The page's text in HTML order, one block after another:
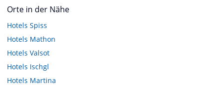
Orte in der Nähe
Hotels Spiss
Hotels Mathon
Hotels Valsot
Hotels Ischgl
Hotels Martina